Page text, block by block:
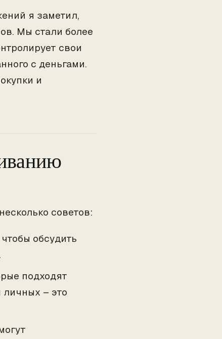
я заметил,
Мы стали более
свои
с деньгами.
и
советов:
обсудить
подходят
– это